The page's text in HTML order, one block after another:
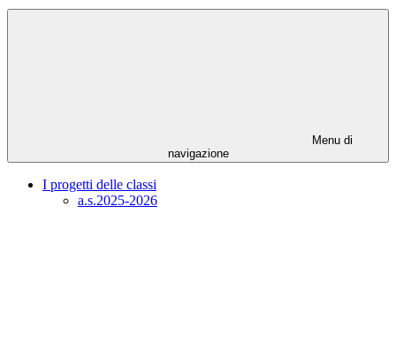
Menu di
navigazione
I progetti delle classi
a.s.2025-2026